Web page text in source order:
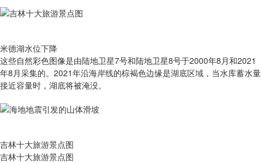
米德湖水位下降
这些自然彩色图像是由陆地卫星7号和陆地卫星8号于2000年8月和2021
年8月采集的。2021年沿海岸线的棕褐色边缘是湖底区域，当水库蓄水量
接近容量时，湖底将被淹没。
吉林十大旅游景点图
吉林十大旅游景点图